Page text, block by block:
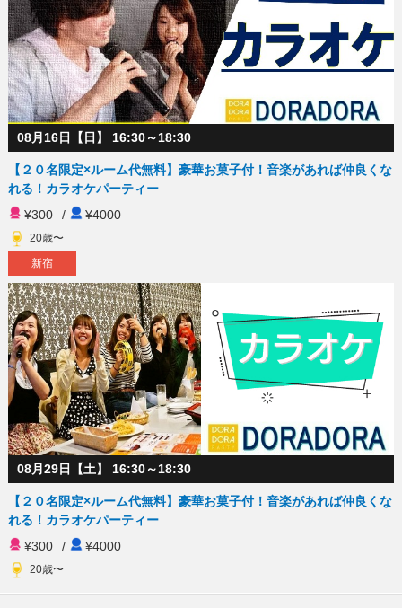
08月16日【日】 16:30～18:30
【２０名限定×ルーム代無料】豪華お菓子付！音楽があれば仲良くな
れる！カラオケパーティー
¥300
/ ¥4000
20歳〜
新宿
08月29日【土】 16:30～18:30
【２０名限定×ルーム代無料】豪華お菓子付！音楽があれば仲良くな
れる！カラオケパーティー
¥300
/ ¥4000
20歳〜